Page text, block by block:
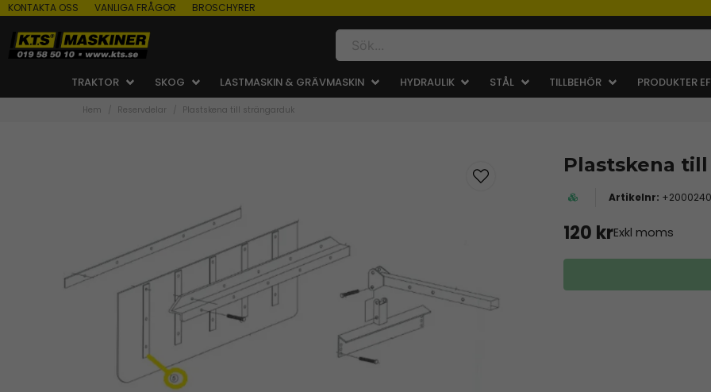
KONTAKTA OSS VANLIGA FRÅGOR BROSCHYRER
TRAKTOR SKOG LASTMASKIN & GRÄVMASKIN HYDRAULIK STÅL TILLBEHÖR PRODUKTER
Hem Reservdelar Plastskena till strängarduk
Plastskena
+2000240
120 krExkl moms